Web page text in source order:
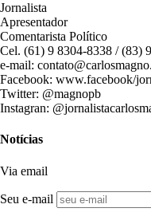
Jornalista
Apresentador
Comentarista Político
Cel. (61) 9 8304-8338 / (83)
e-mail:
Facebook: www.facebook/
Twitter: @magnopb
Instagran:
Notícias
Via email
Seu e-mail